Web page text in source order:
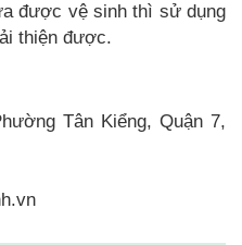
được vệ sinh thì sử dụng
thiện được.
Tân Kiểng, Quận 7,